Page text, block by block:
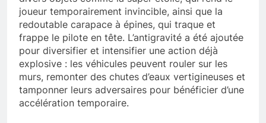
joueur temporairement invincible, ainsi que la
redoutable carapace à épines, qui traque et
frappe le pilote en tête. L’antigravité a été ajoutée
pour diversifier et intensifier une action déjà
explosive : les véhicules peuvent rouler sur les
murs, remonter des chutes d’eaux vertigineuses et
tamponner leurs adversaires pour bénéficier d’une
accélération temporaire.